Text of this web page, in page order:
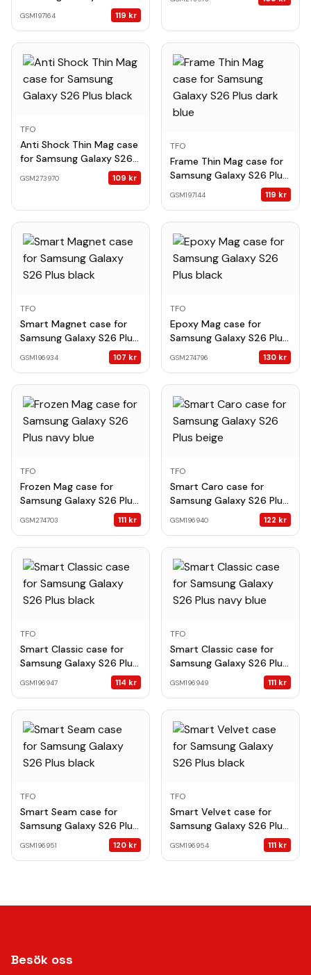
GSM197164 119 kr
TFO
Anti Shock Thin Mag case
for Samsung Galaxy S26
GSM273970 109 kr
TFO
Frame Thin Mag case for
Samsung Galaxy S26 Plus
GSM197144 119 kr
TFO
Smart Magnet case for
Samsung Galaxy S26 Plus
GSM196934 107 kr
TFO
Epoxy Mag case for
Samsung Galaxy S26 Plus
GSM274796 130 kr
TFO
Frozen Mag case for
Samsung Galaxy S26 Plus
GSM274703 111 kr
TFO
Smart Caro case for
Samsung Galaxy S26 Plus
GSM196940 122 kr
TFO
Smart Classic case for
Samsung Galaxy S26 Plus
GSM196947 114 kr
TFO
Smart Classic case for
Samsung Galaxy S26 Plus
GSM196949 111 kr
TFO
Smart Seam case for
Samsung Galaxy S26 Plus
GSM196951 120 kr
TFO
Smart Velvet case for
Samsung Galaxy S26 Plus
GSM196954 111 kr
Besök oss